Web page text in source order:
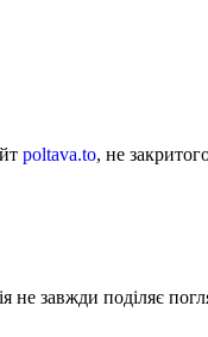
poltava.to, не
не завжди поділяє